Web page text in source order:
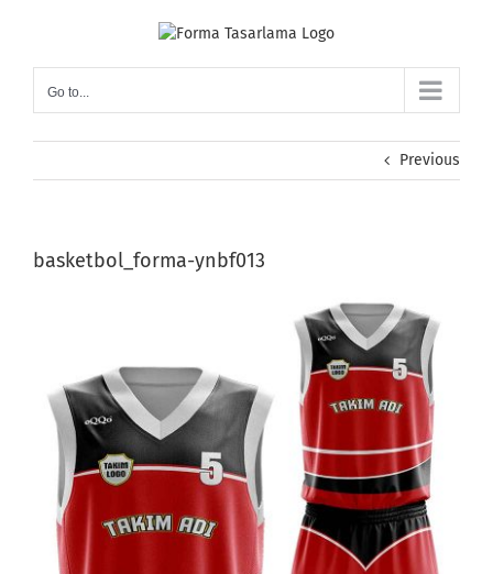
Go to...
Previous
basketbol_forma-ynbf013